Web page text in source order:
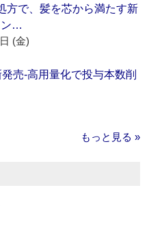
方で、髪を芯から満たす新
ン…
(金)
売‐高用量化で投与本数削
もっと見る »